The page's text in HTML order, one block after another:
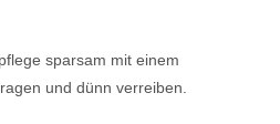
sparsam mit einem
und dünn verreiben.